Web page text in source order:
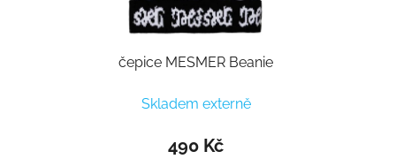
čepice MESMER Beanie
Skladem externě
490 Kč